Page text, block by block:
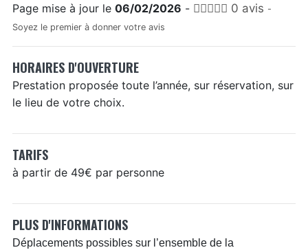
Page mise à jour le 06/02/2026 - 0 avis -
Soyez le premier à donner votre avis
HORAIRES D'OUVERTURE
Prestation proposée toute l’année, sur réservation, sur
le lieu de votre choix.
TARIFS
à partir de 49€ par personne
PLUS D'INFORMATIONS
Déplacements possibles sur l’ensemble de la